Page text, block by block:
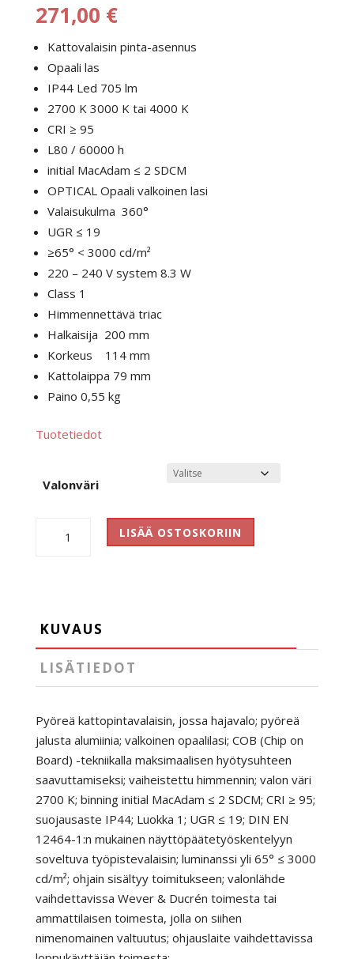
271,00 €
Kattovalaisin pinta-asennus
Opaali las
IP44 Led 705 lm
2700 K 3000 K tai 4000 K
CRI ≥ 95
L80 / 60000 h
initial MacAdam ≤ 2 SDCM
OPTICAL Opaali valkoinen lasi
Valaisukulma 360°
UGR ≤ 19
≥65° < 3000 cd/m²
220 – 240 V system 8.3 W
Class 1
Himmennettävä triac
Halkaisija 200 mm
Korkeus 114 mm
Kattolaippa 79 mm
Paino 0,55 kg
Tuotetiedot
Valonväri
LISÄÄ OSTOSKORIIN
KUVAUS
LISÄTIEDOT
Pyöreä kattopintavalaisin, jossa hajavalo; pyöreä
jalusta alumiinia; valkoinen opaalilasi; COB (Chip on
Board) -tekniikalla maksimaalisen hyötysuhteen
saavuttamiseksi; vaiheistettu himmennin; valon väri
2700 K; binning initial MacAdam ≤ 2 SDCM; CRI ≥ 95;
suojausaste IP44; Luokka 1; UGR ≤ 19; DIN EN
12464-1:n mukainen näyttöpäätetyöskentelyyn
soveltuva työpistevalaisin; luminanssi yli 65° ≤ 3000
cd/m²; ohjain sisältyy toimitukseen; valonlähde
vaihdettavissa Wever & Ducrén toimesta tai
ammattilaisen toimesta, jolla on siihen
nimenomainen valtuutus; ohjauslaite vaihdettavissa